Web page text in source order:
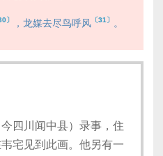
〕 ，龙媒去尽鸟呼风 〔31〕 。
四川闻中县）录事，住
宅见到此画。他另有一